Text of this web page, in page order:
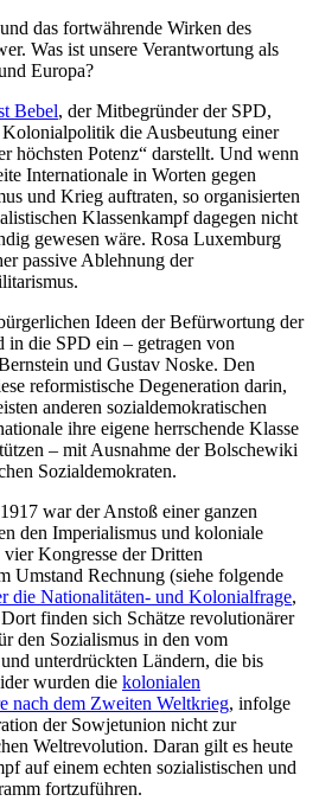
das fortwährende Wirken des
Was ist unsere Verantwortung als
Europa?
Bebel, der Mitbegründer der SPD,
die Ausbeutung einer
höchsten Potenz“ darstellt. Und wenn
Internationale in Worten gegen
und Krieg auftraten, so organisierten
Klassenkampf dagegen nicht
gewesen wäre. Rosa Luxemburg
passive Ablehnung der
Ideen der Befürwortung der
die SPD ein – getragen von
und Gustav Noske. Den
reformistische Degeneration darin,
anderen sozialdemokratischen
ihre eigene herrschende Klasse
– mit Ausnahme der Bolschewiki
Sozialdemokraten.
war der Anstoß einer ganzen
den Imperialismus und koloniale
Kongresse der Dritten
Umstand Rechnung (siehe folgende
die Nationalitäten- und Kolonialfrage,
finden sich Schätze revolutionärer
den Sozialismus in den vom
unterdrückten Ländern, die bis
wurden die kolonialen
nach dem Zweiten Weltkrieg, infolge
der Sowjetunion nicht zur
Weltrevolution. Daran gilt es heute
auf einem echten sozialistischen und
fortzuführen.